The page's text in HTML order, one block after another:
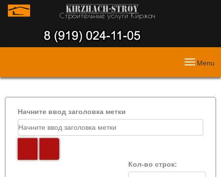
Строительные услуги Киржач
Menu
Начните ввод заголовка метки
Кол-во строк: